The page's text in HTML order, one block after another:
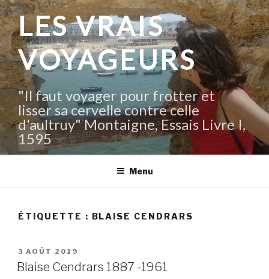
Aller
au
contenu
principal
LES VRAIS
VOYAGEURS
"Il faut voyager pour frotter et
lisser sa cervelle contre celle
d'aultruy" Montaigne, Essais Livre I,
1595
Menu
ÉTIQUETTE : BLAISE CENDRARS
PUBLIÉ
LE
3 AOÛT 2019
Blaise Cendrars 1887 -1961